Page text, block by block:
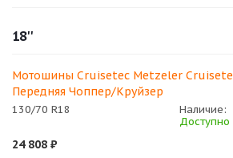
18''
Мотошины Cruisetec Metzeler
Передняя Чоппер/Круйзер
130/70 R18
Наличие:
Доступно
24 808 ₽